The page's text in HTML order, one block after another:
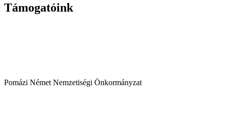
Támogatóink
Pomázi Német Nemzetiségi Önkormányzat